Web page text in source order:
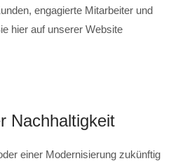
engagierte Mitarbeiter und
hier auf unserer Website
Nachhaltigkeit
einer Modernisierung zukünftig